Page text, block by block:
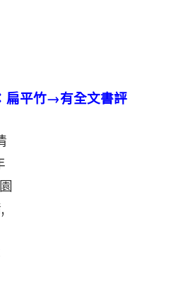
扁平竹→有全文書評